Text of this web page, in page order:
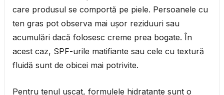
care produsul se comportă pe piele. Persoanele cu
ten gras pot observa mai ușor reziduuri sau
acumulări dacă folosesc creme prea bogate. În
acest caz, SPF-urile matifiante sau cele cu textură
fluidă sunt de obicei mai potrivite.
Pentru tenul uscat, formulele hidratante sunt o